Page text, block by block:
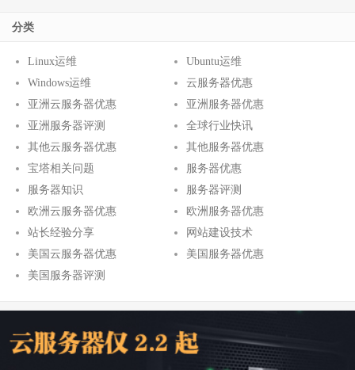
分类
Linux运维
Ubuntu运维
Windows运维
云服务器优惠
亚洲云服务器优惠
亚洲服务器优惠
亚洲服务器评测
全球行业快讯
其他云服务器优惠
其他服务器优惠
宝塔相关问题
服务器优惠
服务器知识
服务器评测
欧洲云服务器优惠
欧洲服务器优惠
站长经验分享
网站建设技术
美国云服务器优惠
美国服务器优惠
美国服务器评测